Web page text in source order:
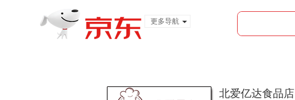
更多导航
北爱亿达食品店